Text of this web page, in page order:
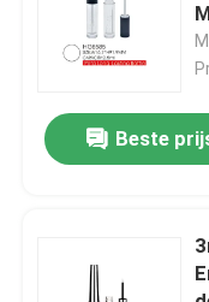
Vraag een offerte
Kosmetische
Kosmetische
Beste